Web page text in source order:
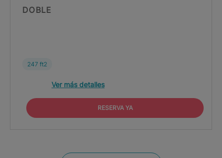
DOBLE
247 ft2
Ver más detalles
RESERVA YA